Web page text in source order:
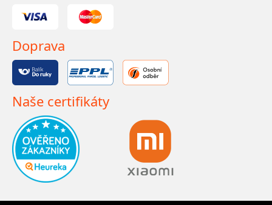
Doprava
Naše certifikáty